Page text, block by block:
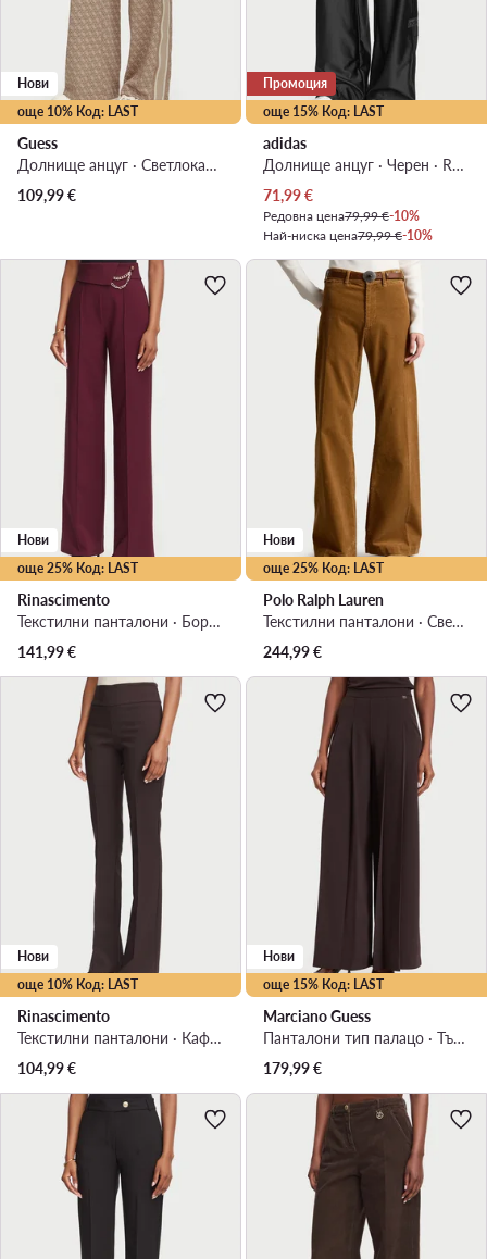
още 10% Код: LAST
Нови
Guess
Долнище анцуг · Светлокафяв · Relaxed Fit
109,99€
още 15% Код: LAST
Промоция
adidas
Долнище анцуг · Черен · Relaxed Fit
Актуална цена
71,99€
Редовна цена79,99 €-10%
Най-ниска цена79,99 €-10%
още 25% Код: LAST
Нови
Rinascimento
Текстилни панталони · Бордо · Regular Fit
141,99€
още 25% Код: LAST
Нови
Polo Ralph Lauren
Текстилни панталони · Светлокафяв · Regular Fit
244,99€
още 10% Код: LAST
Нови
Rinascimento
Текстилни панталони · Кафяв · Regular Fit
104,99€
още 15% Код: LAST
Нови
Marciano Guess
Панталони тип палацо · Тъмнокафяв · Regular Fit
179,99€